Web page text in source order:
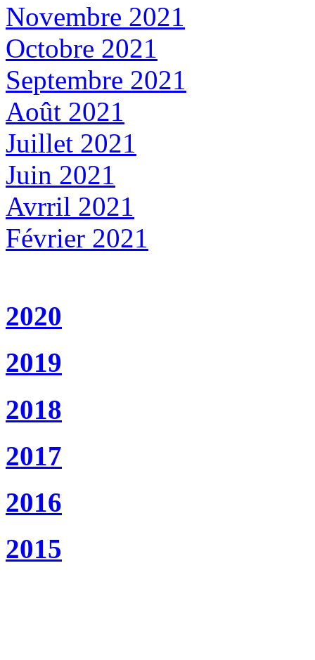
Novembre 2021
Octobre 2021
Septembre 2021
Août 2021
Juillet 2021
Juin 2021
Avrril 2021
Février 2021
2020
2019
2018
2017
2016
2015